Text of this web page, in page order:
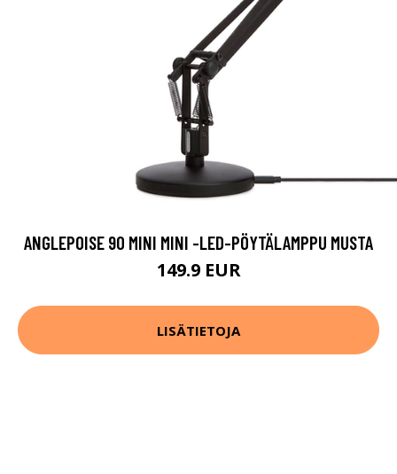
ANGLEPOISE 90 MINI MINI -LED-PÖYTÄLAMPPU MUSTA
149.9 EUR
LISÄTIETOJA